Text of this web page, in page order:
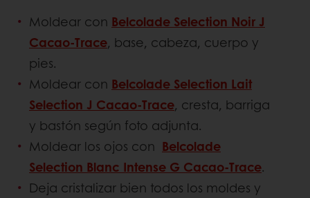
Moldear con Belcolade Selection Noir J
Cacao-Trace, base, cabeza, cuerpo y
pies.
Moldear con Belcolade Selection Lait
Selection J Cacao-Trace, cresta, barriga
y bastón según foto adjunta.
Moldear los ojos con Belcolade
Selection Blanc Intense G Cacao-Trace.
Deja cristalizar bien todos los moldes y